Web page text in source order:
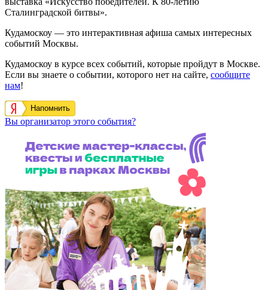
Сталинградской битвы».
Кудамоскоу — это интерактивная афиша самых интересных
событий Москвы.
Кудамоскоу в курсе всех событий, которые пройдут в Москве.
Если вы знаете о событии, которого нет на сайте, сообщите
нам!
Напомнить
Вы организатор этого события?